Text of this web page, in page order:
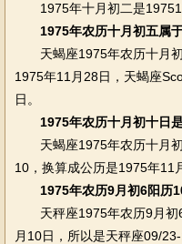
1975年十月初二是
1975年农历十月初五属
天蝎座1975年农历十月初
1975年11月28日，天蝎座
日。
1975年农历十月初十日
天蝎座1975年农历十月初
10，换算成公历是1975年11
1975年农历9月初6阳历
天秤座1975年农历9月初6
月10日，所以是天秤座09/